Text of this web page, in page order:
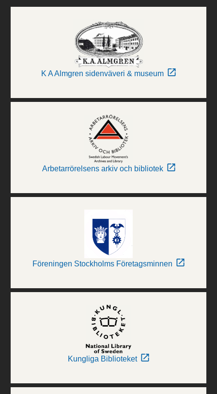
K A Almgren sidenväveri & museum
Arbetarrörelsens arkiv och bibliotek
Föreningen Stockholms Företagsminnen
Kungliga Biblioteket